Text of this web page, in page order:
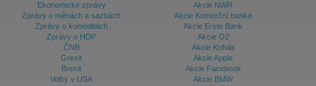
Ekonomické zprávy
Zprávy o měnách a sazbách
Zprávy o komoditách
Zprávy o HDP
ČNB
Grexit
Brexit
Volby v USA
Akcie NWR
Akcie Komerční banka
Akcie Erste Bank
Akcie O2
Akcie Kofola
Akcie Apple
Akcie Facebook
Akcie BMW